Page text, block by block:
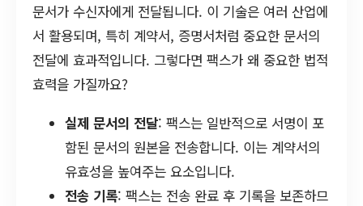
문서가 수신자에게 전달됩니다. 이 기술은 여러 산업에
서 활용되며, 특히 계약서, 증명서처럼 중요한 문서의
전달에 효과적입니다. 그렇다면 팩스가 왜 중요한 법적
효력을 가질까요?
실제 문서의 전달: 팩스는 일반적으로 서명이 포
함된 문서의 원본을 전송합니다. 이는 계약서의
유효성을 높여주는 요소입니다.
전송 기록: 팩스는 전송 완료 후 기록을 보존하므